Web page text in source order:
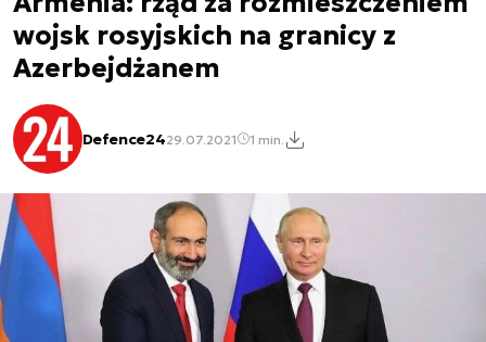
wojsk rosyjskich na granicy z
Azerbejdżanem
Defence2429.07.2021 1 min.